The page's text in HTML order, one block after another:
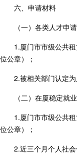
六、申请材料
（一）各类人才申
1.厦门市市级公共
位公章）；
2.被相关部门认定为
（二）在厦稳定就
1.厦门市市级公共
位公章）；
2.近三个月个人社会